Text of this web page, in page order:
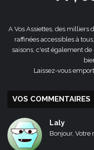
A Vos Assiettes, des milliers
raffinées accessibles à
saisons, c'est également
Laissez-vous
VOS COMMENTAIRES
Laly
Bonjour, Votre